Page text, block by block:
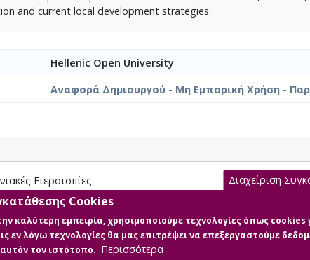
and current local development strategies.
Hellenic Open University
Αναφορά Δημιουργού - Μη Εμπορική Χρήση -
Ετεροτοπίες
ΔΕ_2025 ΜΠΟΥΝΑ ΠΑΡΑΣΚΕΥΗ Α.Μ. 525954 .pdf (pdf)
MB
Διαχείριση
Cookies
καλύτερη εμπειρία, χρησιμοποιούμε τεχνολογίες όπως
εν λόγω τεχνολογίες θα μας επιτρέψει να επεξεργαστούμε
τον ιστότοπο. Περισσότερα